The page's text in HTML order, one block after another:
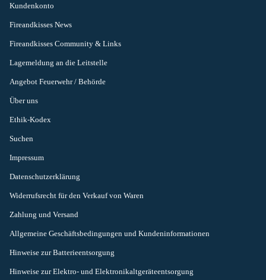
Kundenkonto
Fireandkisses News
Fireandkisses Community & Links
Lagemeldung an die Leitstelle
Angebot Feuerwehr / Behörde
Über uns
Ethik-Kodex
Suchen
Impressum
Datenschutzerklärung
Widerrufsrecht für den Verkauf von Waren
Zahlung und Versand
Allgemeine Geschäftsbedingungen und Kundeninformationen
Hinweise zur Batterieentsorgung
Hinweise zur Elektro- und Elektronikaltgeräteentsorgung